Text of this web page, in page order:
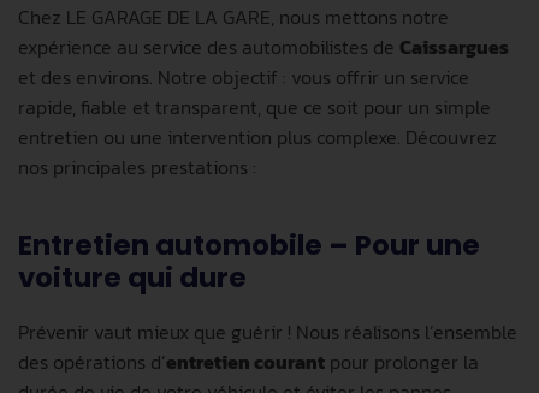
Chez LE GARAGE DE LA GARE, nous mettons notre
expérience au service des automobilistes de Caissargues
et des environs. Notre objectif : vous offrir un service
rapide, fiable et transparent, que ce soit pour un simple
entretien ou une intervention plus complexe. Découvrez
nos principales prestations :
Entretien automobile – Pour une
voiture qui dure
Prévenir vaut mieux que guérir ! Nous réalisons l’ensemble
des opérations d’entretien courant pour prolonger la